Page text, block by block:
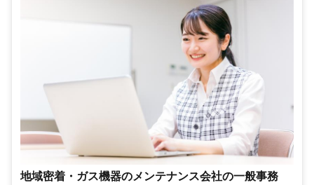
地域密着・ガス機器のメンテナンス会社の一般事務